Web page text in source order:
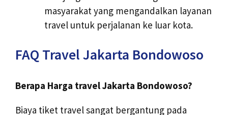
masyarakat yang mengandalkan layanan
travel untuk perjalanan ke luar kota.
FAQ Travel Jakarta Bondowoso
Berapa Harga travel Jakarta Bondowoso?
Biaya tiket travel sangat bergantung pada